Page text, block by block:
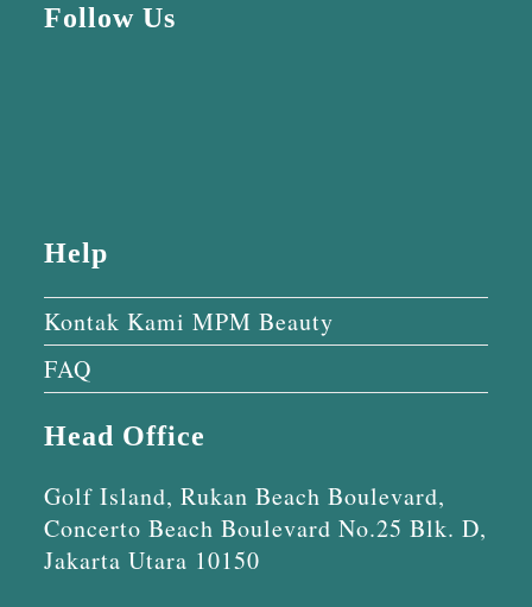
Follow Us
Help
Kontak Kami MPM Beauty
FAQ
Head Office
Golf Island, Rukan Beach Boulevard,
Concerto Beach Boulevard No.25 Blk. D,
Jakarta Utara 10150